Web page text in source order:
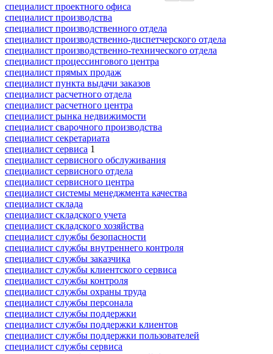
специалист проектного офиса
специалист производства
специалист производственного отдела
специалист производственно-диспетчерского отдела
специалист производственно-технического отдела
специалист процессингового центра
специалист прямых продаж
специалист пункта выдачи заказов
специалист расчетного отдела
специалист расчетного центра
специалист рынка недвижимости
специалист сварочного производства
специалист секретариата
специалист сервиса 1
специалист сервисного обслуживания
специалист сервисного отдела
специалист сервисного центра
специалист системы менеджмента качества
специалист склада
специалист складского учета
специалист складского хозяйства
специалист службы безопасности
специалист службы внутреннего контроля
специалист службы заказчика
специалист службы клиентского сервиса
специалист службы контроля
специалист службы охраны труда
специалист службы персонала
специалист службы поддержки
специалист службы поддержки клиентов
специалист службы поддержки пользователей
специалист службы сервиса